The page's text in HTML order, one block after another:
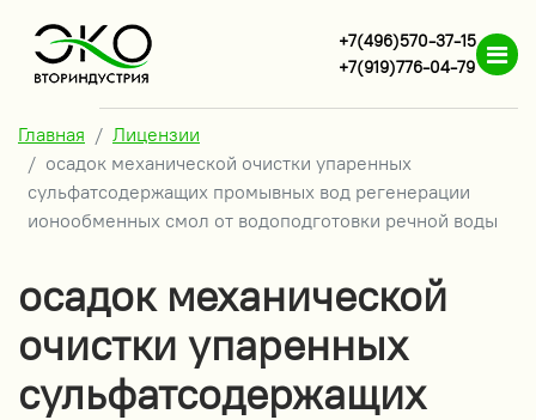
+7(496)570-37-15
+7(919)776-04-79
Главная
Лицензии
осадок механической очистки упаренных
сульфатсодержащих промывных вод регенерации
ионообменных смол от водоподготовки речной воды
осадок механической
очистки упаренных
сульфатсодержащих